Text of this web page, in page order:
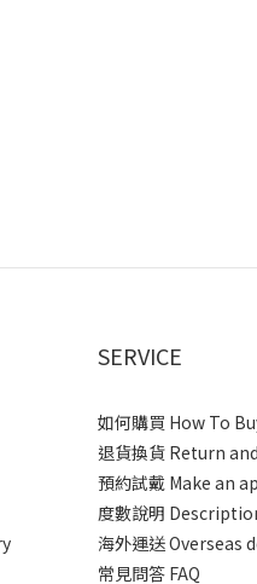
SERVICE
如何購買 How To
退貨換貨 Return
預約試戴 Make an
度數說明
海外運送 Overseas
常見問答 FAQ